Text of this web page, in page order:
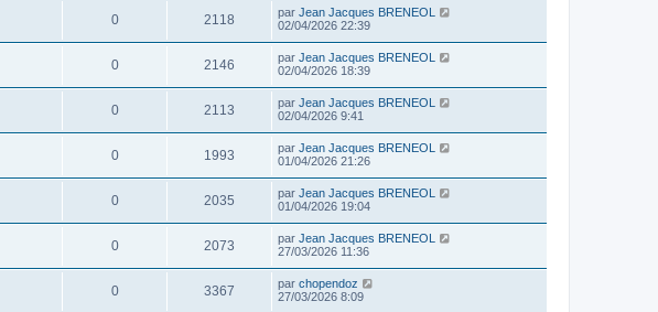
0 2118 par Jean Jacques BRENEOL
02/04/2026 22:39
0 2146 par Jean Jacques BRENEOL
02/04/2026 18:39
0 2113 par Jean Jacques BRENEOL
02/04/2026 9:41
0 1993 par Jean Jacques BRENEOL
01/04/2026 21:26
0 2035 par Jean Jacques BRENEOL
01/04/2026 19:04
0 2073 par Jean Jacques BRENEOL
27/03/2026 11:36
0 3367 par chopendoz
27/03/2026 8:09